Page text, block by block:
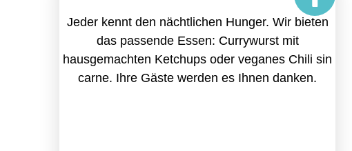
Jeder kennt den nächtlichen Hunger. Wir bieten
das passende Essen: Currywurst mit
hausgemachten Ketchups oder veganes Chili sin
carne. Ihre Gäste werden es Ihnen danken.